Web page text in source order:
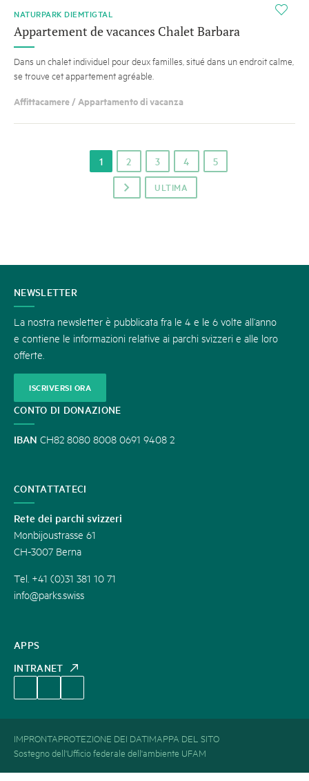
i
NATURPARK DIEMTIGTAL
Appartement de vacances Chalet Barbara
Dans un chalet individuel pour deux familles, situé dans un endroit calme,
se trouve cet appartement agréable.
Affittacamere / Appartamento di vacanza
p ULTIMA
1 2 3 4 5
CONTATTATECI
APPS
INTRANET
NEWSLETTER
La nostra newsletter è pubblicata fra le 4 e le 6 volte all’anno
e contiene le informazioni relative ai parchi svizzeri e alle loro
offerte.
ISCRIVERSI ORA
CONTO DI DONAZIONE
IBAN CH82 8080 8008 0691 9408 2
CONTATTATECI
Rete dei parchi svizzeri
Monbijoustrasse 61
CH-3007 Berna
Tel. +41 (0)31 381 10 71
info@parks.swiss
IMPRONTAPROTEZIONE DEI DATIMAPPA DEL SITO
Sostegno dell'Ufficio federale dell'ambiente UFAM